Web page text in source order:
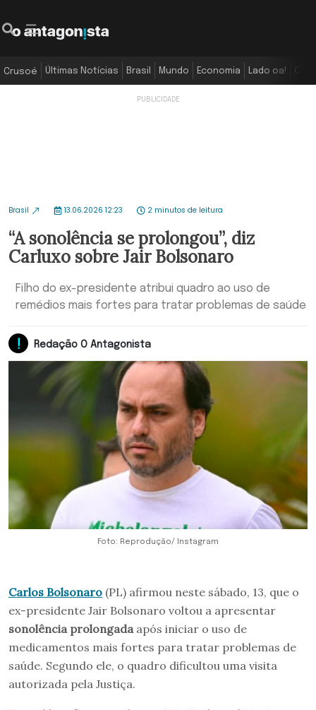
Crusoé Últimas Notícias Brasil Mundo Economia Lado oa!
Brasil 13.06.2026 12:23 2 minutos de leitura
“A sonolência se prolongou”, diz
Carluxo sobre Jair Bolsonaro
Filho do ex-presidente atribui quadro ao uso de
remédios mais fortes para tratar problemas de saúde
Redação O Antagonista
Foto: Reprodução/ Instagram
Carlos Bolsonaro (PL) afirmou neste sábado, 13, que o
ex-presidente Jair Bolsonaro voltou a apresentar
sonolência prolongada após iniciar o uso de
medicamentos mais fortes para tratar problemas de
saúde. Segundo ele, o quadro dificultou uma visita
autorizada pela Justiça.